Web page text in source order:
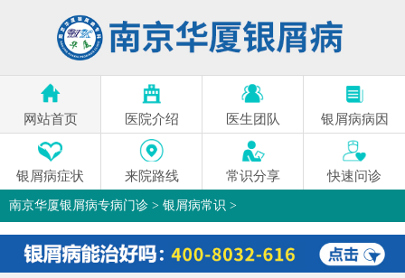
网站首页 医院介绍 医生团队 银屑病病因
银屑病症状 来院路线 常识分享 快速问诊
南京华厦银屑病专病门诊 > 银屑病常识 >